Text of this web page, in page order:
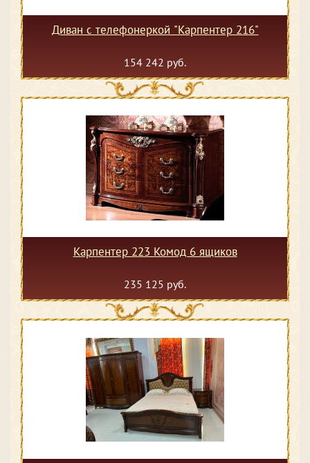
Диван с телефонеркой "Карпентер 216"
154 242 руб.
Карпентер 223 Комод 6 ящиков
235 125 руб.